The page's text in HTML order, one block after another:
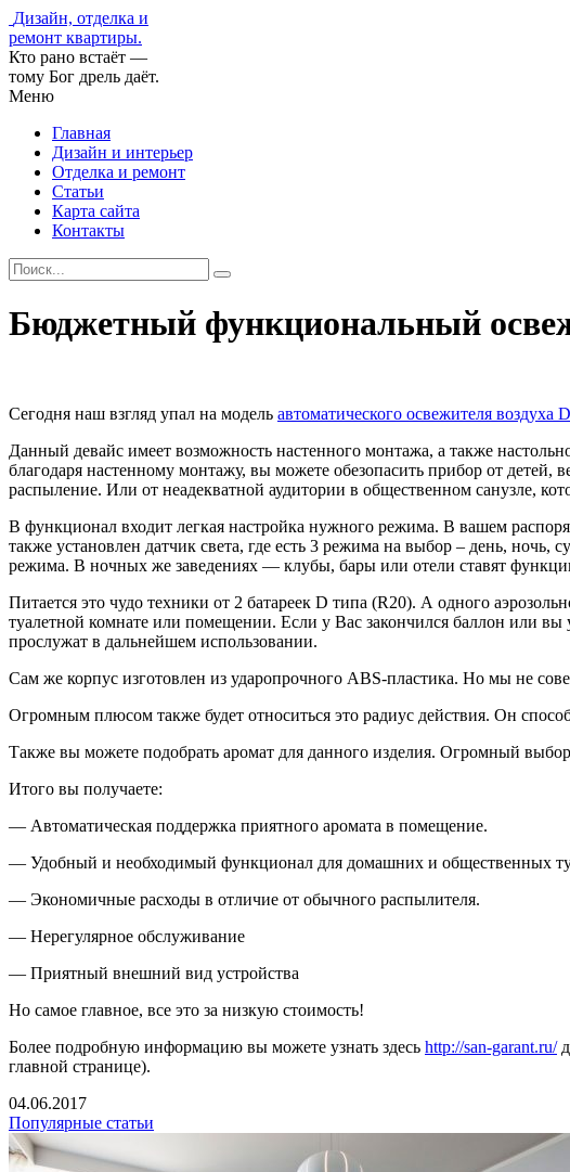
Дизайн, отделка и
ремонт квартиры.
Кто рано встаёт —
тому Бог дрель даёт.
Меню
Главная
Дизайн и интерьер
Отделка и ремонт
Статьи
Карта сайта
Контакты
Бюджетный функциональный
Сегодня наш взгляд упал на модель автоматического освежителя воздуха
Данный девайс имеет возможность настенного монтажа, а также
благодаря настенному монтажу, вы можете обезопасить прибор от детей,
распыление. Или от неадекватной аудитории в общественном санузле,
В функционал входит легкая настройка нужного режима. В вашем
также установлен датчик света, где есть 3 режима на выбор – день,
режима. В ночных же заведениях — клубы, бары или отели ставят
Питается это чудо техники от 2 батареек D типа (R20). А одного
туалетной комнате или помещении. Если у Вас закончился баллон или вы
прослужат в дальнейшем использовании.
Сам же корпус изготовлен из ударопрочного ABS-пластика. Но мы не
Огромным плюсом также будет относиться это радиус действия. Он
Также вы можете подобрать аромат для данного изделия. Огромный
Итого вы получаете:
— Автоматическая поддержка приятного аромата в помещение.
— Удобный и необходимый функционал для домашних и общественных
— Экономичные расходы в отличие от обычного распылителя.
— Нерегулярное обслуживание
— Приятный внешний вид устройства
Но самое главное, все это за низкую стоимость!
Более подробную информацию вы можете узнать здесь http://san-garant.ru/
главной странице).
04.06.2017
Популярные статьи